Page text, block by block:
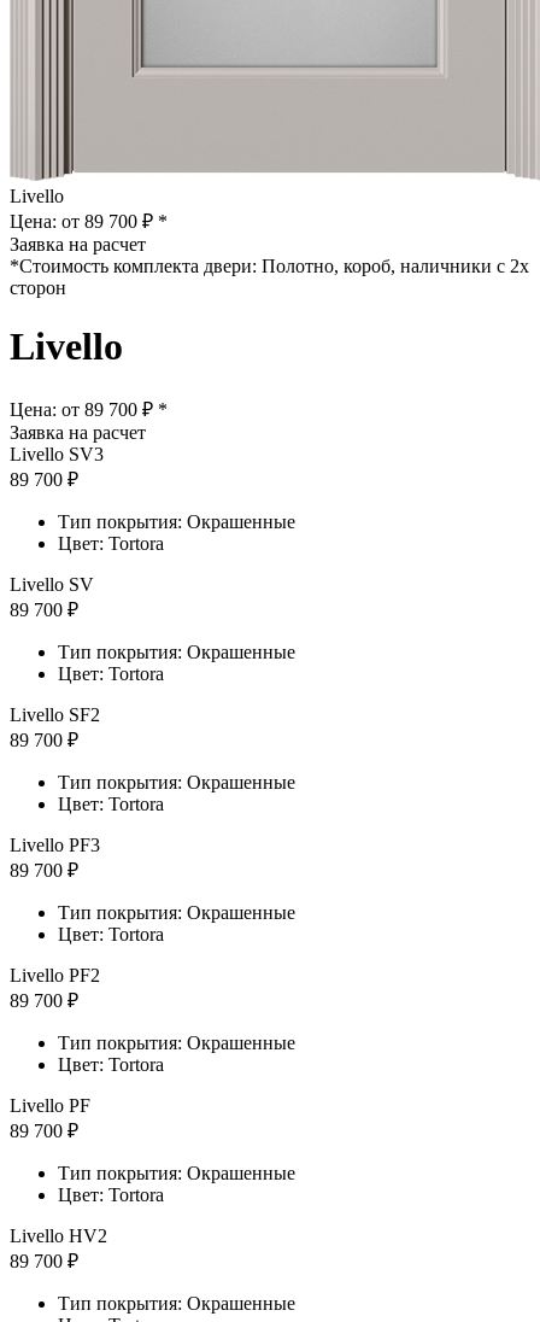
Livello
Цена: от 89 700 ₽ *
Заявка на расчет
*Стоимость комплекта двери: Полотно, короб, наличники с 2х
сторон
Livello
Цена: от 89 700 ₽ *
Заявка на расчет
Livello SV3
89 700 ₽
Тип покрытия: Окрашенные
Цвет: Tortora
Livello SV
89 700 ₽
Тип покрытия: Окрашенные
Цвет: Tortora
Livello SF2
89 700 ₽
Тип покрытия: Окрашенные
Цвет: Tortora
Livello PF3
89 700 ₽
Тип покрытия: Окрашенные
Цвет: Tortora
Livello PF2
89 700 ₽
Тип покрытия: Окрашенные
Цвет: Tortora
Livello PF
89 700 ₽
Тип покрытия: Окрашенные
Цвет: Tortora
Livello HV2
89 700 ₽
Тип покрытия: Окрашенные